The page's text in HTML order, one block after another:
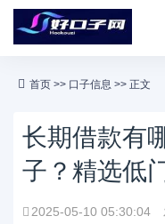
首页 >> 口子信息 >> 正文
长期借款有
子？精选低
2025-05-10 05:30:04